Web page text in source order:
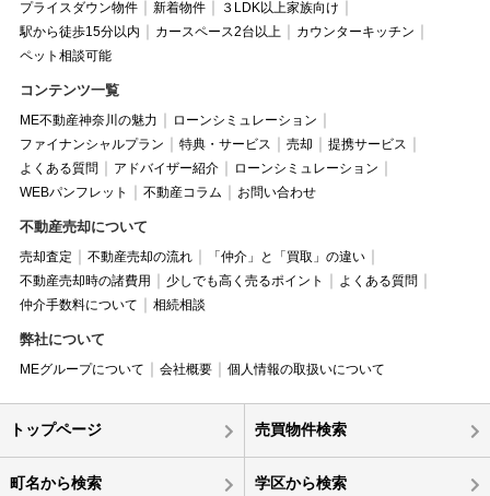
プライスダウン物件
新着物件
３LDK以上家族向け
駅から徒歩15分以内
カースペース2台以上
カウンターキッチン
ペット相談可能
コンテンツ一覧
ME不動産神奈川の魅力
ローンシミュレーション
ファイナンシャルプラン
特典・サービス 売却
提携サービス
よくある質問
アドバイザー紹介
ローンシミュレーション
WEBパンフレット
不動産コラム お問い合わせ
不動産売却について
売却査定 不動産売却の流れ
「仲介」と「買取」の違い
不動産売却時の諸費用
少しでも高く売るポイント
よくある質問
仲介手数料について
相続相談
弊社について
MEグループについて 会社概要 個人情報の取扱いについて
トップページ 売買物件検索
町名から検索 学区から検索